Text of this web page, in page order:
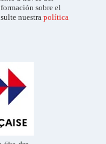
sobre el
nuestra política